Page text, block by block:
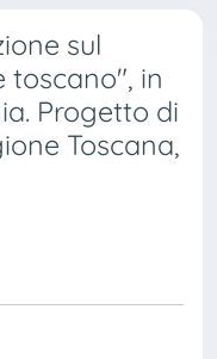
sul
toscano", in
Progetto di
Toscana,